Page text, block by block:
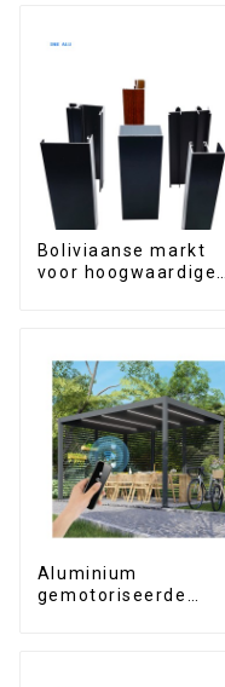
Boliviaanse markt
voor hoogwaardige
Aluminium
gemotoriseerde